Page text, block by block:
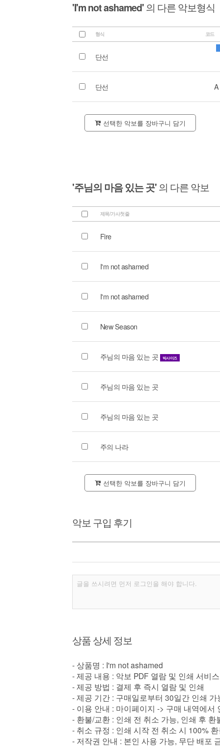
'I'm not ashamed'의 다른 악보형식
형식 코드
단선
단선
선택한 악보를 장바구니 담기
'주님의 마음 있는 곳'의 다른 악보
제목/가사첫줄
Fire
I'm not ashamed
I'm not ashamed
New Season
주님의 마음 있는 곳 빅사이즈
주님의 마음 있는 곳
주님의 마음 있는 곳
주의 나라
선택한 악보를 장바구니 담기
악보 구입 후기
상품 상세 정보
- 상품명 : I'm not ashamed
- 제공 내용 : 악보 PDF 열람 및 인쇄 서비스
- 제공 방법 : 결제 후 즉시 열람 및 인쇄
- 제공 기간 : 구매일로부터 30일간 인쇄
- 이용 안내 : 마이페이지 -> 구매 내역에서
- 환불/교환 : 인쇄 전 취소 가능, 인쇄 후 환
- 취소 규정 : 인쇄 시작 전 취소 시 100%
- 저작권 안내 : 본인 사용 가능, 무단 배포